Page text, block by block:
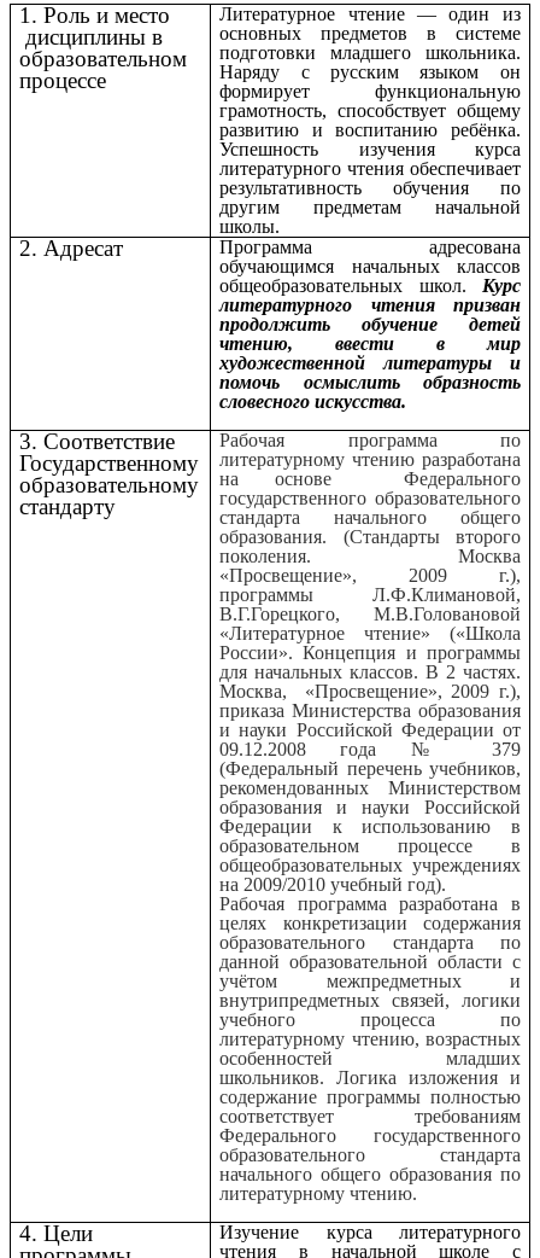
1. Роль и место
дисциплины в
образовательном
процессе
Литературное чтение — один из
основных предметов в системе
подготовки младшего школьника.
Наряду с русским языком он
формирует функциональную
грамотность, способствует общему
развитию и воспитанию ребёнка.
Успешность изучения курса
литературного чтения обеспечивает
результативность обучения по
другим предметам начальной
школы.
2. Адресат
Программа адресована
обучающимся начальных классов
общеобразовательных школ. Курс
литературного чтения призван
продолжить обучение детей
чтению, ввести в мир
художественной литературы и
помочь осмыслить образность
словесного искусства.
3. Соответствие
Государственному
образовательному
стандарту
Рабочая программа по
литературному чтению разработана
на основе Федерального
государственного образовательного
стандарта начального общего
образования. (Стандарты второго
поколения. Москва
«Просвещение», 2009 г.),
программы Л.Ф.Климановой,
В.Г.Горецкого, М.В.Головановой
«Литературное чтение» («Школа
России». Концепция и программы
для начальных классов. В 2 частях.
Москва, «Просвещение», 2009 г.),
приказа Министерства образования
и науки Российской Федерации от
09.12.2008 года № 379
(Федеральный перечень учебников,
рекомендованных Министерством
образования и науки Российской
Федерации к использованию в
образовательном процессе в
общеобразовательных учреждениях
на 2009/2010 учебный год).
Рабочая программа разработана в
целях конкретизации содержания
образовательного стандарта по
данной образовательной области с
учётом межпредметных и
внутрипредметных связей, логики
учебного процесса по
литературному чтению, возрастных
особенностей младших
школьников. Логика изложения и
содержание программы полностью
соответствует требованиям
Федерального государственного
образовательного стандарта
начального общего образования по
литературному чтению.
4. Цели
Изучение курса литературного
чтения в начальной школе с